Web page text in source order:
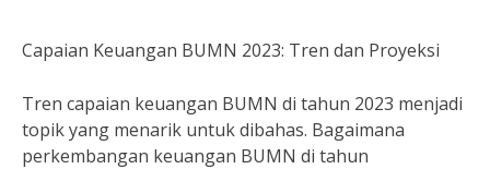
Capaian Keuangan BUMN 2023: Tren dan Proyeksi
Tren capaian keuangan BUMN di tahun 2023 menjadi
topik yang menarik untuk dibahas. Bagaimana
perkembangan keuangan BUMN di tahun